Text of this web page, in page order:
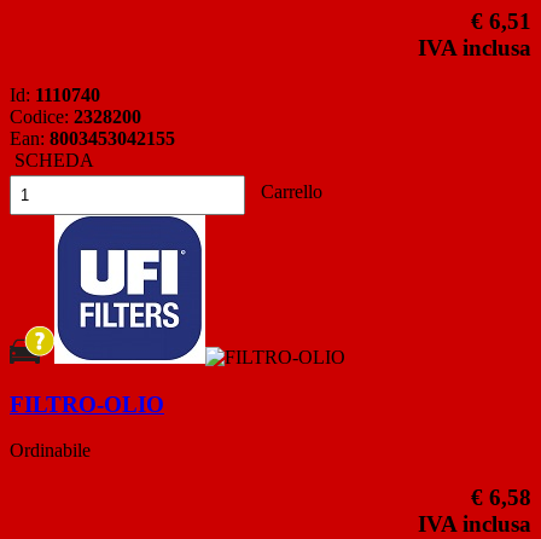
€ 6,51
IVA inclusa
Id: 1110740
Codice: 2328200
Ean: 8003453042155
SCHEDA
Carrello
FILTRO-OLIO
Ordinabile
€ 6,58
IVA inclusa